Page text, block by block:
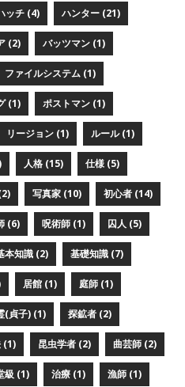
ッチ (4) ハンター (21)
(2) バッツマン (1)
ファイルシステム (1)
(1) ポストマン (1)
リージョン (1) ルール (1)
人格 (15) 仕様 (5)
写真家 (10) 初心者 (14)
(6) 呪術師 (1) 囚人 (5)
本知識 (2) 基礎知識 (7)
居館 (1) 庭師 (1)
(貞子) (1) 探鉱者 (2)
(1) 昆虫学者 (2) 曲芸師 (2)
級 (1) 治療 (1) 漁師 (1)